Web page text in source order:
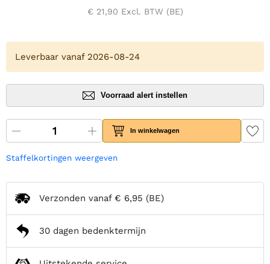
€ 21,90 Excl. BTW (BE)
Leverbaar vanaf 2026-08-24
Voorraad alert instellen
In winkelwagen
Staffelkortingen weergeven
Verzonden vanaf € 6,95 (BE)
30 dagen bedenktermijn